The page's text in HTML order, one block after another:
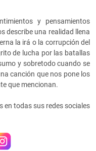
y pensamientos
describe una realidad llena
la irá o la corrupción del
de lucha por las batallas
y sobretodo cuando se
canción que nos pone los
que mencionan.
en todas sus redes sociales